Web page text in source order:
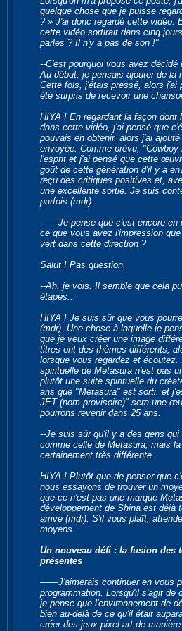
quelque chose que je puisse
? » J'ai donc regardé cette vidéo.
cette vidéo sortirait dans cinq
parles ? Il n'y a pas de son !"
--C'est pourquoi vous avez décidé
Au début, je pensais ajouter de la
Cette fois, j'étais pressé, alors j'ai
été surpris de recevoir une
HIYA ! En regardant la façon dont
dans cette vidéo, j'ai pensé que
pouvais en obtenir, alors j'ai
envoyée. Comme prévu,
l'esprit et j'ai pensé que cette
goût de cette génération d'il y a
reçu des critiques positives et,
une excellente sortie. Je suis
parfois (mdr).
――Je pense que c'est encore en
ce que vous avez l'impression
vert dans cette direction ?
Salut ! Pas question.
--Ah, je vois. Il semble que cela
étapes...
HIYA ! Je suis sûr que vous
(mdr). Une chose à laquelle je
que je veux créer une image
titres ont des thèmes différents,
lorsque vous regardez et écoutez.
spirituelle de Metasura n'est pas
plutôt une suite spirituelle du
ans que "Metasura" est sorti, et
JET (nom provisoire)" sera une
pourrons revenir dans 25 ans.
--Je suis sûr qu'il y a des gens
comme celle de Metasura, mais
certainement très différente.
HIYA ! Plutôt que de penser que
nous essayons de trouver un
que ce n'est pas une marque
développement de Shina est déjà
arrive (mdr). S'il vous plaît,
moyens.
Un nouveau défi : la fusion des
présentes
――J'aimerais continuer en vous
programmation. Lorsqu'il s'agit de
je pense que l'environnement de
bien au-delà de ce qu'il était
créer des jeux pixel art de